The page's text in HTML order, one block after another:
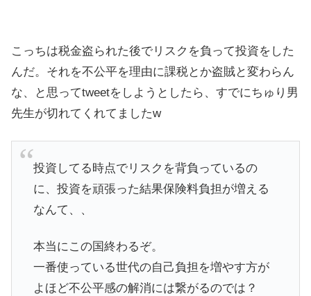
こっちは税金盗られた後でリスクを負って投資をした
んだ。それを不公平を理由に課税とか盗賊と変わらん
な、と思ってtweetをしようとしたら、すでにちゅり男
先生が切れてくれてましたw
投資してる時点でリスクを背負っているの
に、投資を頑張った結果保険料負担が増える
なんて、、
本当にこの国終わるぞ。
一番使っている世代の自己負担を増やす方が
よほど不公平感の解消には繋がるのでは？